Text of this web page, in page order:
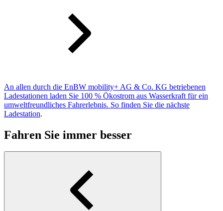
An allen durch die EnBW mobility+ AG & Co. KG betriebenen
Ladestationen laden Sie 100 % Ökostrom aus Wasserkraft für ein
umweltfreundliches Fahrerlebnis. So finden Sie die nächste
Ladestation.
Fahren Sie immer besser